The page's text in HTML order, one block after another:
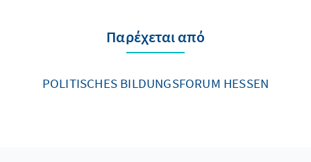
Παρέχεται από
POLITISCHES BILDUNGSFORUM HESSEN